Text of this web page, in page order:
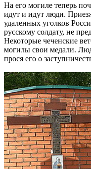
На его могиле теперь
идут и идут люди.
удаленных уголков
русскому солдату, не
Некоторые чеченские
могилы свои медали.
прося его о